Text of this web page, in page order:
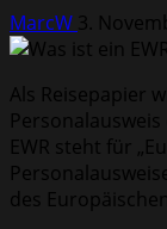
MarcW 3.
Als Reisepapier
EWR steht für
des